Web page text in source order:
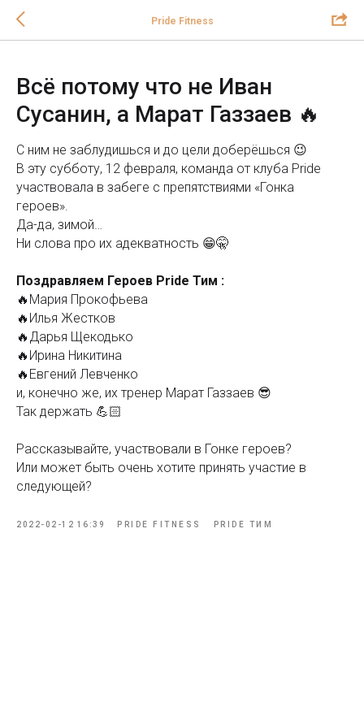
Pride Fitness
Всё потому что не Иван
Сусанин, а Марат Газзаев 🔥
С ним не заблудишься и до цели доберёшься 😉
В эту субботу, 12 февраля, команда от клуба Pride
участвовала в забеге с препятствиями «Гонка
героев».
Да-да, зимой…
Ни слова про их адекватность 😁🤫
Поздравляем Героев Pride Тим :
🔥Мария Прокофьева
🔥Илья Жестков
🔥Дарья Щекодько
🔥Ирина Никитина
🔥Евгений Левченко
и, конечно же, их тренер Марат Газзаев 😎
Так держать 💪🏻
Рассказывайте, участвовали в Гонке героев?
Или может быть очень хотите принять участие в
следующей?
2022-02-12 16:39 PRIDE FITNESS PRIDE ТИМ